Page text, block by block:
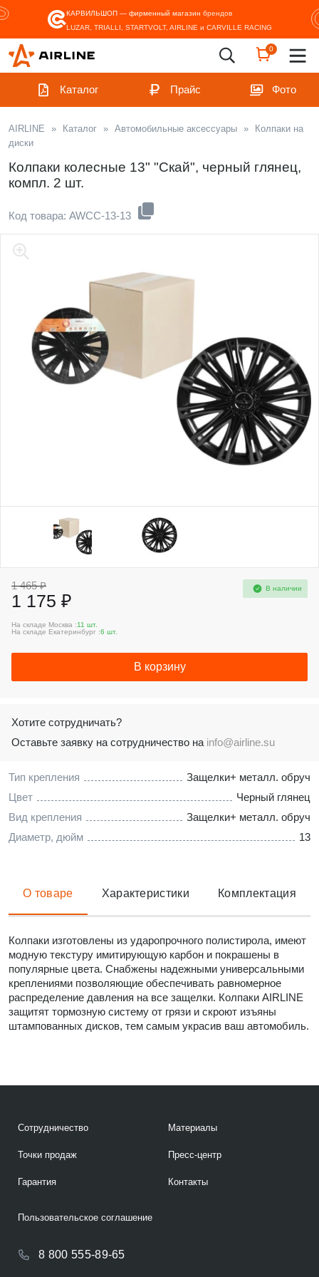
КАРВИЛЬШОП — фирменный магазин брендов
LUZAR, TRIALLI, STARTVOLT, AIRLINE и CARVILLE RACING
0
Каталог Прайс Фото
AIRLINE » Каталог » Автомобильные аксессуары »
Колпаки на
диски
Колпаки колесные 13" "Скай", черный глянец,
компл. 2 шт.
Код товара: AWCC-13-13
Тип крепления
Защелки+ металл. обруч
Цвет
Черный глянец
Вид крепления
Защелки+ металл. обруч
Диаметр, дюйм
13
1 465 ₽
1 175 ₽
В наличии
На складе Москва :11 шт.
На складе Екатеринбург :6 шт.
В корзину
Хотите сотрудничать?
Оставьте заявку на сотрудничество на info@airline.su
О товаре Характеристики Комплектация
Колпаки изготовлены из ударопрочного полистирола, имеют
модную текстуру имитирующую карбон и покрашены в
популярные цвета. Снабжены надежными универсальными
креплениями позволяющие обеспечивать равномерное
распределение давления на все защелки. Колпаки AIRLINE
защитят тормозную систему от грязи и скроют изъяны
штампованных дисков, тем самым украсив ваш автомобиль.
Сотрудничество
Точки продаж
Гарантия
Материалы
Пресс-центр
Контакты
8 800 555-89-65
Пользовательское соглашение